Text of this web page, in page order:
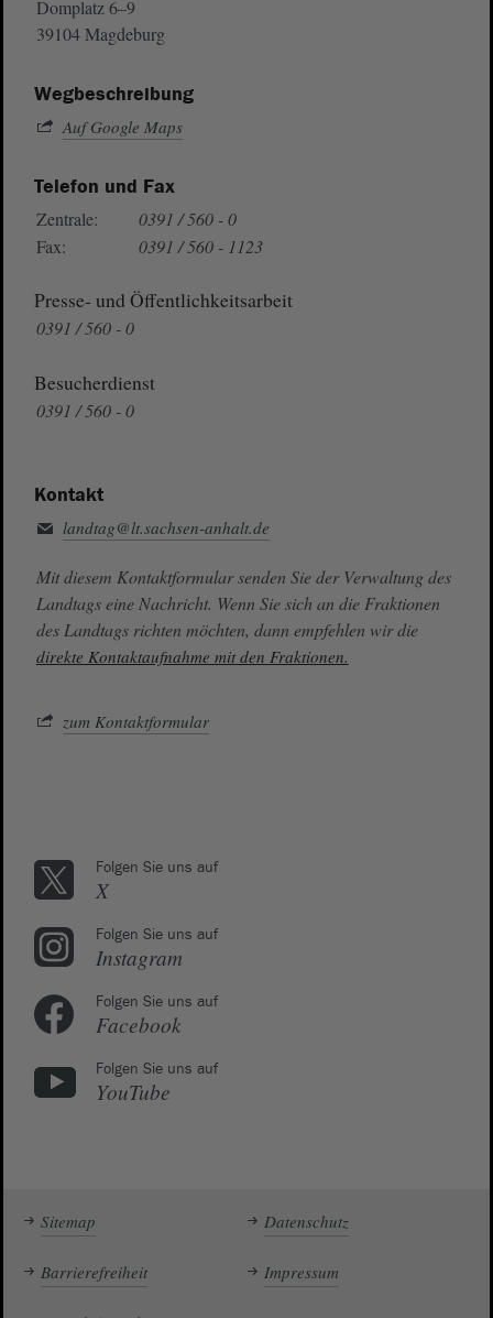
Domplatz 6–9
39104 Magdeburg
Wegbeschreibung
Auf Google Maps
Telefon und Fax
Zentrale:
0391 / 560 - 0
Fax:
0391 / 560 - 1123
Presse- und Öffentlichkeitsarbeit
0391 / 560 - 0
Besucherdienst
0391 / 560 - 0
Kontakt
landtag@lt.sachsen-anhalt.de
Mit diesem Kontaktformular senden Sie der Verwaltung des
Landtags eine Nachricht. Wenn Sie sich an die Fraktionen
des Landtags richten möchten, dann empfehlen wir die
direkte Kontaktaufnahme mit den Fraktionen.
zum Kontaktformular
Folgen Sie uns auf
X
Folgen Sie uns auf
Instagram
Folgen Sie uns auf
Facebook
Folgen Sie uns auf
YouTube
Sitemap Datenschutz
Barrierefreiheit Impressum